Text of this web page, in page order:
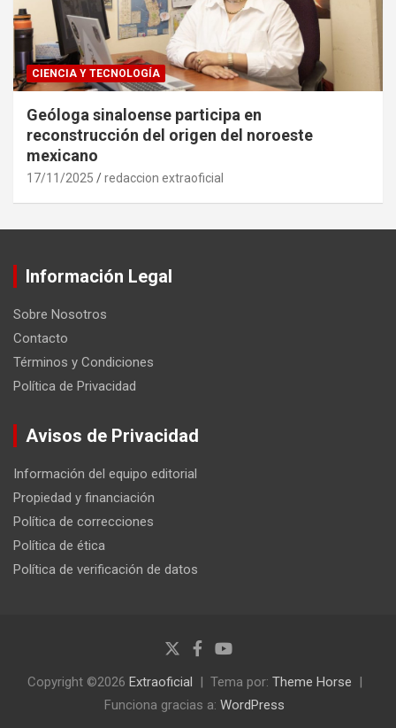
CIENCIA Y TECNOLOGÍA
Geóloga sinaloense participa en
reconstrucción del origen del noroeste
mexicano
17/11/2025 redaccion extraoficial
Información Legal
Sobre Nosotros
Contacto
Términos y Condiciones
Política de Privacidad
Avisos de Privacidad
Información del equipo editorial
Propiedad y financiación
Política de correcciones
Política de ética
Política de verificación de datos
Copyright ©2026 Extraoficial Tema por: Theme Horse
Funciona gracias a: WordPress